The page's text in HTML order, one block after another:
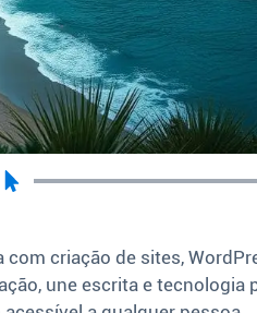
com criação de sites,
une escrita e tecnologia